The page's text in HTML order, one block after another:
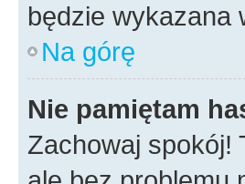
będzie wykazana
Na górę
Nie pamiętam
Zachowaj spokój!